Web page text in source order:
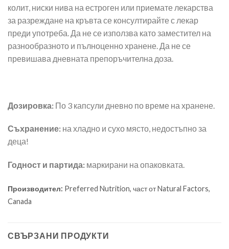
колит, ниски нива на естроген или приемате лекарства
за разреждане на кръвта се консултирайте с лекар
преди употреба. Да не се използва като заместител на
разнообразното и пълноценно хранене. Да не се
превишава дневната препоръчителна доза.
Дозировка: По 3 капсули дневно по време на хранене.
Съхранение: на хладно и сухо място, недостъпно за
деца!
Годност и партида: маркирани на опаковката.
Производител: Preferred Nutrition, част от Natural Factors,
Canada
СВЪРЗАНИ ПРОДУКТИ